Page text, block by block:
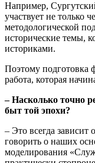
Например,
участвует не только
методологической
исторические темы,
историками.
Поэтому подготовка
работа, которая
‒ Насколько точно
быт той эпохи?
‒ Это всегда зависит
говорить о наших
моделирования